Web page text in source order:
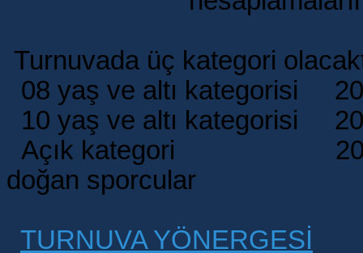
Turnuvada üç kategori
08 yaş ve altı kategorisi
10 yaş ve altı kategorisi
Açık kategori 2013
doğan sporcular
TURNUVA YÖNERGESİ